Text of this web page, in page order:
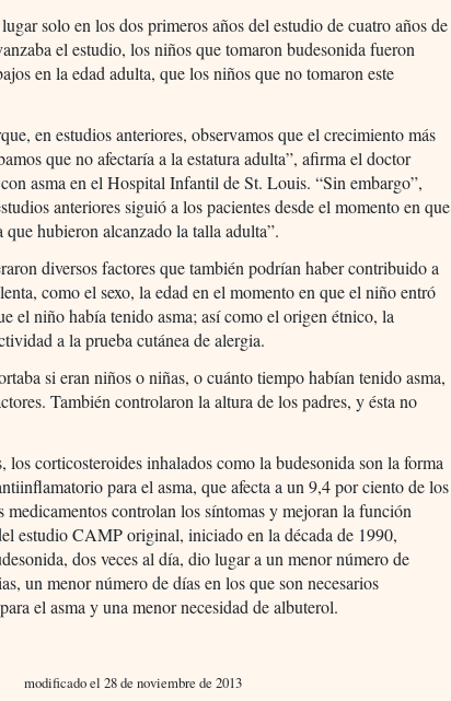
solo en los dos primeros años del estudio de cuatro años de
el estudio, los niños que tomaron budesonida fueron
en la edad adulta, que los niños que no tomaron este
en estudios anteriores, observamos que el crecimiento más
que no afectaría a la estatura adulta”, afirma el doctor
asma en el Hospital Infantil de St. Louis. “Sin embargo”,
anteriores siguió a los pacientes desde el momento en que
que hubieron alcanzado la talla adulta”.
diversos factores que también podrían haber contribuido a
como el sexo, la edad en el momento en que el niño entró
el niño había tenido asma; así como el origen étnico, la
a la prueba cutánea de alergia.
si eran niños o niñas, o cuánto tiempo habían tenido asma,
También controlaron la altura de los padres, y ésta no
los corticosteroides inhalados como la budesonida son la forma
para el asma, que afecta a un 9,4 por ciento de los
medicamentos controlan los síntomas y mejoran la función
estudio CAMP original, iniciado en la década de 1990,
dos veces al día, dio lugar a un menor número de
un menor número de días en los que son necesarios
el asma y una menor necesidad de albuterol.
modificado el 28 de noviembre de 2013